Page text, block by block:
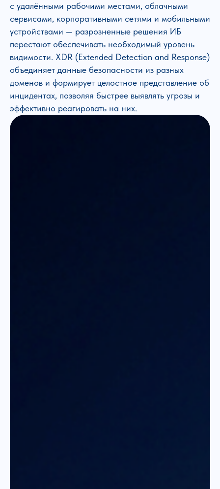
с удалёнными рабочими местами, облачными
сервисами, корпоративными сетями и мобильными
устройствами — разрозненные решения ИБ
перестают обеспечивать необходимый уровень
видимости. XDR (Extended Detection and Response)
объединяет данные безопасности из разных
доменов и формирует целостное представление об
инцидентах, позволяя быстрее выявлять угрозы и
эффективно реагировать на них.